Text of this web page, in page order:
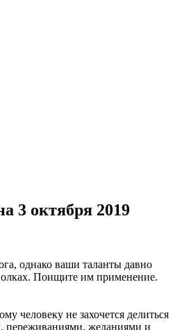
3 октября 2019
однако ваши таланты давно
Поищите им применение.
человеку не захочется делиться
переживаниями, желаниями и